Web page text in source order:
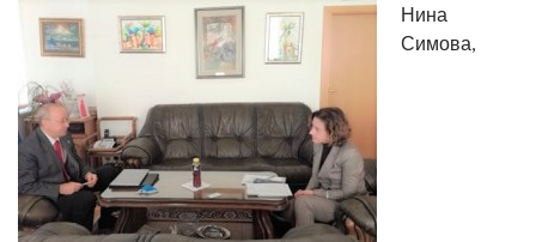
Нина
Симова,